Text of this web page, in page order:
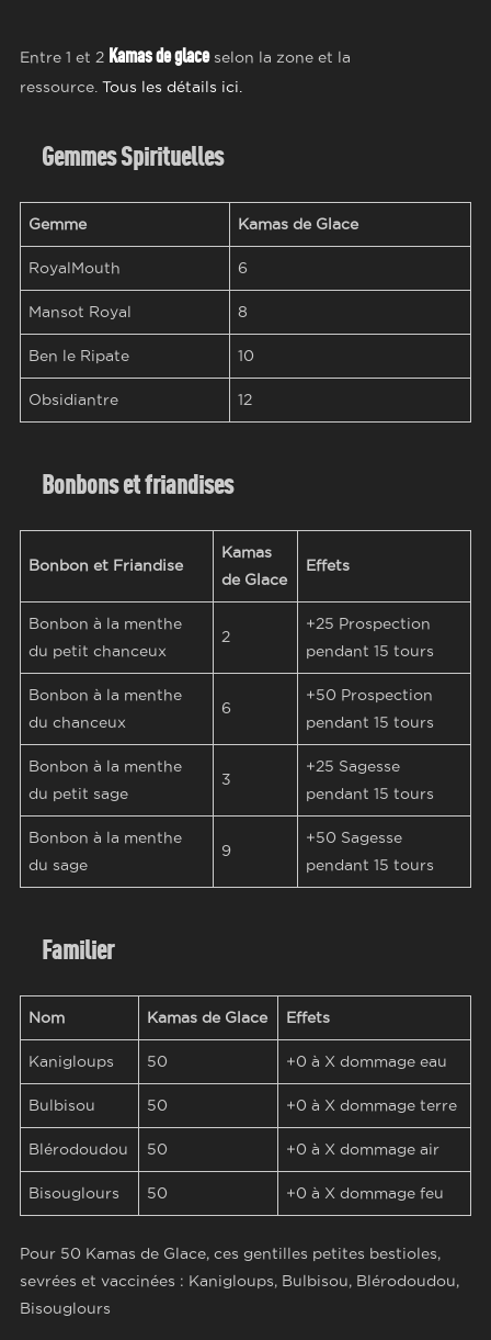
Entre 1 et 2 Kamas de glaceselon la zone et la
ressource. Tous les détails ici.
Gemmes Spirituelles
Gemme Kamas de Glace
RoyalMouth 6
Mansot Royal 8
Ben le Ripate 10
Obsidiantre 12
Bonbons et friandises
Bonbon et Friandise
Kamas
de Glace
Effets
Bonbon à la menthe
du petit chanceux
2
+25 Prospection
pendant 15 tours
Bonbon à la menthe
du chanceux
6
+50 Prospection
pendant 15 tours
Bonbon à la menthe
du petit sage
3
+25 Sagesse
pendant 15 tours
Bonbon à la menthe
du sage
9
+50 Sagesse
pendant 15 tours
Familier
Nom Kamas de Glace Effets
Kanigloups 50 +0 à X dommage eau
Bulbisou 50 +0 à X dommage terre
Blérodoudou 50 +0 à X dommage air
Bisouglours 50 +0 à X dommage feu
Pour 50 Kamas de Glace, ces gentilles petites bestioles,
sevrées et vaccinées : Kanigloups, Bulbisou, Blérodoudou,
Bisouglours